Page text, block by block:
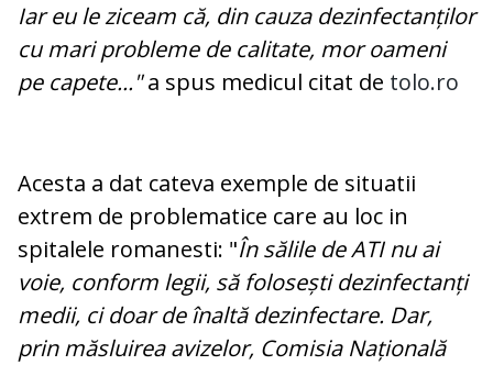
Iar eu le ziceam că, din cauza dezinfectanților
cu mari probleme de calitate, mor oameni
pe capete..."a spus medicul citat de tolo.ro
Acesta a dat cateva exemple de situatii
extrem de problematice care au loc in
spitalele romanesti: "În sălile de ATI nu ai
voie, conform legii, să folosești dezinfectanți
medii, ci doar de înaltă dezinfectare. Dar,
prin măsluirea avizelor, Comisia Națională